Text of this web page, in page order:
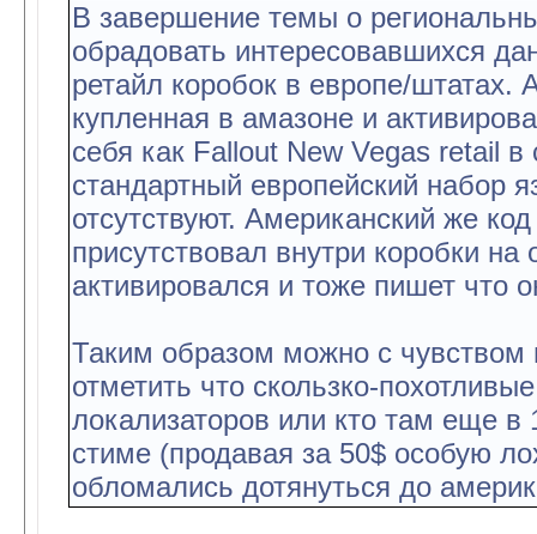
В завершение темы о
обрадовать интересовавшихся
ретайл коробок в европе/штатах.
купленная в амазоне и
себя как Fallout New Vegas retail в
стандартный европейский набор
отсутствуют. Американский же
присутствовал внутри коробки
активировался и тоже пишет что
Таким образом можно с чувством
отметить что скользко-
локализаторов или кто там еще в
стиме (продавая за 50$ особую
обломались дотянуться до